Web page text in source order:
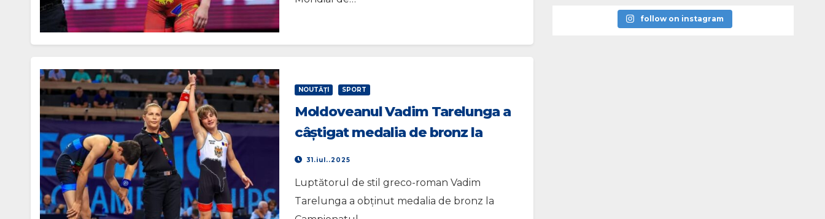
NOUTĂŢI SPORT
Moldoveanul Vadim Tarelunga a
câștigat medalia de bronz la
Campionatul Mondial de lupte
rezervat sportivilor sub 17 ani
31.iul..2025
Luptătorul de stil greco-roman Vadim
Tarelunga a obținut medalia de bronz la
follow on instagram